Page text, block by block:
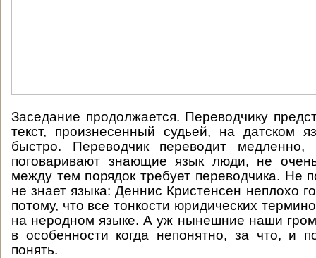
Заседание продолжается. Переводчику
текст, произнесенный судьей, на датском
быстро. Переводчик переводит
поговаривают знающие язык люди, не
между тем порядок требует переводчика. Не
не знает языка: Деннис Кристенсен неплохо
потому, что все тонкости юридических
на неродном языке. А уж нынешние наши
в особенности когда непонятно, за что, и
понять.